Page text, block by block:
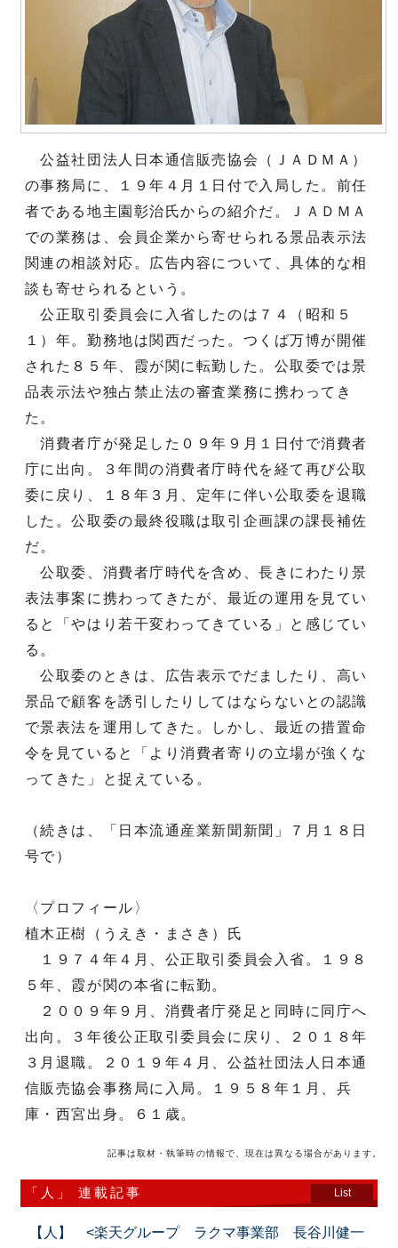
公益社団法人日本通信販売協会（ＪＡＤＭＡ）
の事務局に、１９年４月１日付で入局した。前任
者である地主園彰治氏からの紹介だ。ＪＡＤＭＡ
での業務は、会員企業から寄せられる景品表示法
関連の相談対応。広告内容について、具体的な相
談も寄せられるという。
公正取引委員会に入省したのは７４（昭和５
１）年。勤務地は関西だった。つくば万博が開催
された８５年、霞が関に転勤した。公取委では景
品表示法や独占禁止法の審査業務に携わってき
た。
消費者庁が発足した０９年９月１日付で消費者
庁に出向。３年間の消費者庁時代を経て再び公取
委に戻り、１８年３月、定年に伴い公取委を退職
した。公取委の最終役職は取引企画課の課長補佐
だ。
公取委、消費者庁時代を含め、長きにわたり景
表法事案に携わってきたが、最近の運用を見てい
ると「やはり若干変わってきている」と感じてい
る。
公取委のときは、広告表示でだましたり、高い
景品で顧客を誘引したりしてはならないとの認識
で景表法を運用してきた。しかし、最近の措置命
令を見ていると「より消費者寄りの立場が強くな
ってきた」と捉えている。
（続きは、「日本流通産業新聞新聞」７月１８日
号で）
〈プロフィール〉
植木正樹（うえき・まさき）氏
１９７４年４月、公正取引委員会入省。１９８
５年、霞が関の本省に転勤。
２００９年９月、消費者庁発足と同時に同庁へ
出向。３年後公正取引委員会に戻り、２０１８年
３月退職。２０１９年４月、公益社団法人日本通
信販売協会事務局に入局。１９５８年１月、兵
庫・西宮出身。６１歳。
記事は取材・執筆時の情報で、現在は異なる場合があります。
「人」 連載記事 List
【人】 <楽天グループ ラクマ事業部 長谷川健一